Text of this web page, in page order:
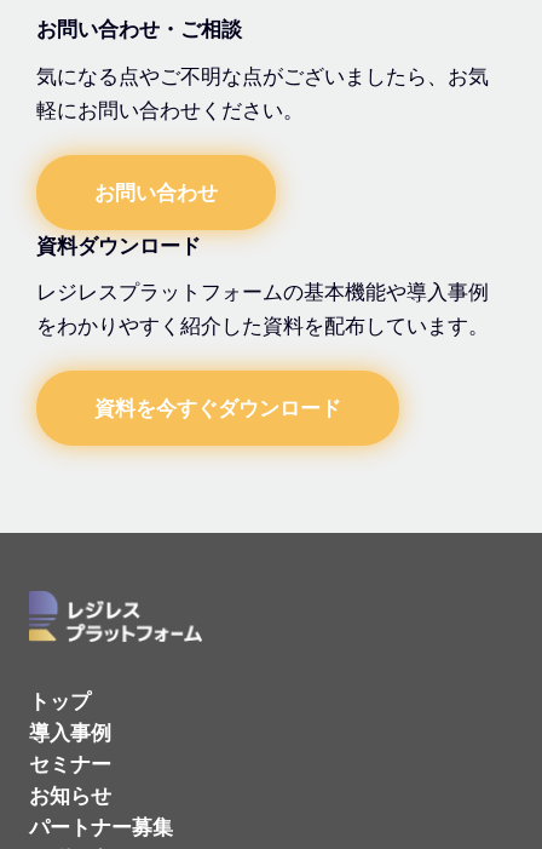
お問い合わせ・ご相談
気になる点やご不明な点がございましたら、お気
軽にお問い合わせください。
お問い合わせ
資料ダウンロード
レジレスプラットフォームの基本機能や導入事例
をわかりやすく紹介した資料を配布しています。
資料を今すぐダウンロード
トップ
導入事例
セミナー
お知らせ
パートナー募集